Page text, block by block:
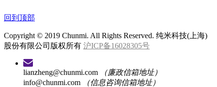
回到顶部
Copyright © 2019 Chunmi. All Rights Reserved. 纯米科技(上海)
股份有限公司版权所有 沪ICP备16028305号
lianzheng@chunmi.com
（廉政信箱地址）
info@chunmi.com
（信息咨询信箱地址）